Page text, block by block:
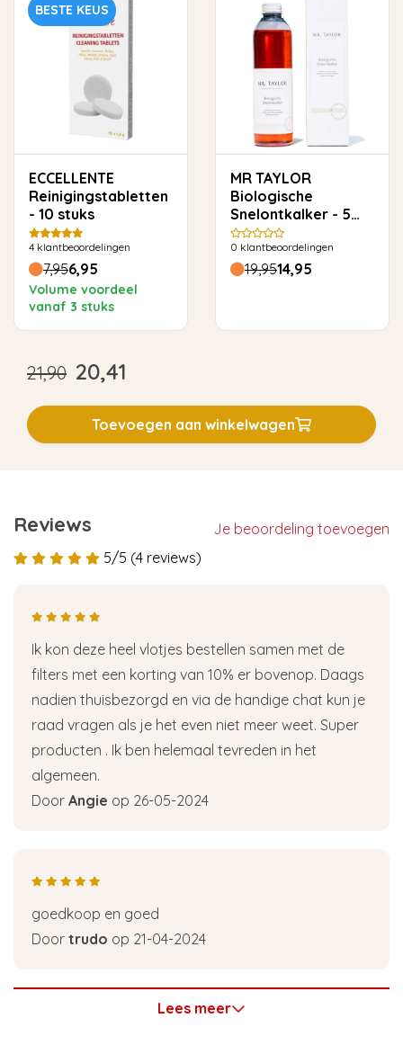
BESTE KEUS
ECCELLENTE
Reinigingstabletten
- 10 stuks
4 klantbeoordelingen
7,956,95
Volume voordeel
vanaf 3 stuks
MR TAYLOR
Biologische
Snelontkalker - 5
keer ontkalken
0 klantbeoordelingen
19,9514,95
21,90 20,41
Toevoegen aan winkelwagen
Reviews
Je beoordeling toevoegen
5/5 (4 reviews)
Ik kon deze heel vlotjes bestellen samen met de
filters met een korting van 10% er bovenop. Daags
nadien thuisbezorgd en via de handige chat kun je
raad vragen als je het even niet meer weet. Super
producten . Ik ben helemaal tevreden in het
algemeen.
Door Angie op 26-05-2024
goedkoop en goed
Door trudo op 21-04-2024
Lees meer